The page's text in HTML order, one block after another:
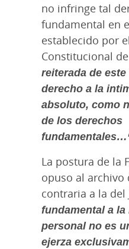
no infringe tal
fundamental en
establecido por
Constitucional de
reiterada de
derecho a la
absoluto, como
de los derechos
La postura de la
opuso al archivo
contraria a la del
fundamental a
personal no es
ejerza